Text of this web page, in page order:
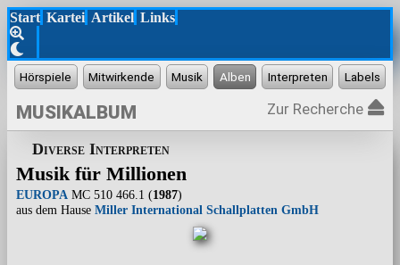
Start Kartei Artikel Links
MUSIKALBUM Zur Recherche
Diverse Interpreten
Musik für Millionen
EUROPA MC 510 466.1 (1987)
aus dem Hause Miller International Schallplatten GmbH